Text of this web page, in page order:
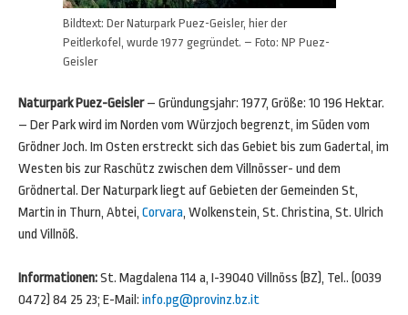
Bildtext: Der Naturpark Puez-Geisler, hier der
Peitlerkofel, wurde 1977 gegründet. – Foto: NP Puez-
Geisler
Naturpark Puez-Geisler– Gründungsjahr: 1977, Größe: 10 196 Hektar.
– Der Park wird im Norden vom Würzjoch begrenzt, im Süden vom
Grödner Joch. Im Osten erstreckt sich das Gebiet bis zum Gadertal, im
Westen bis zur Raschütz zwischen dem Villnösser- und dem
Grödnertal. Der Naturpark liegt auf Gebieten der Gemeinden St,
Martin in Thurn, Abtei, Corvara, Wolkenstein, St. Christina, St. Ulrich
und Villnöß.
Informationen:St. Magdalena 114 a, I-39040 Villnöss (BZ), Tel.. (0039
0472) 84 25 23; E-Mail: info.pg@provinz.bz.it